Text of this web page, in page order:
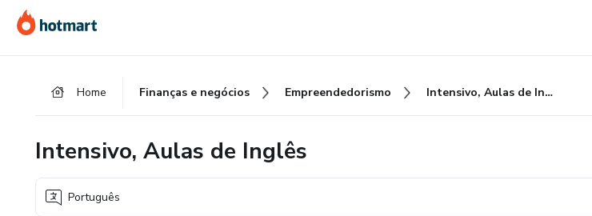
para
o
para
o
para
o
Home Finanças e negócios Empreendedorismo Intensivo, Aulas de Inglês
Intensivo, Aulas de Inglês
Português